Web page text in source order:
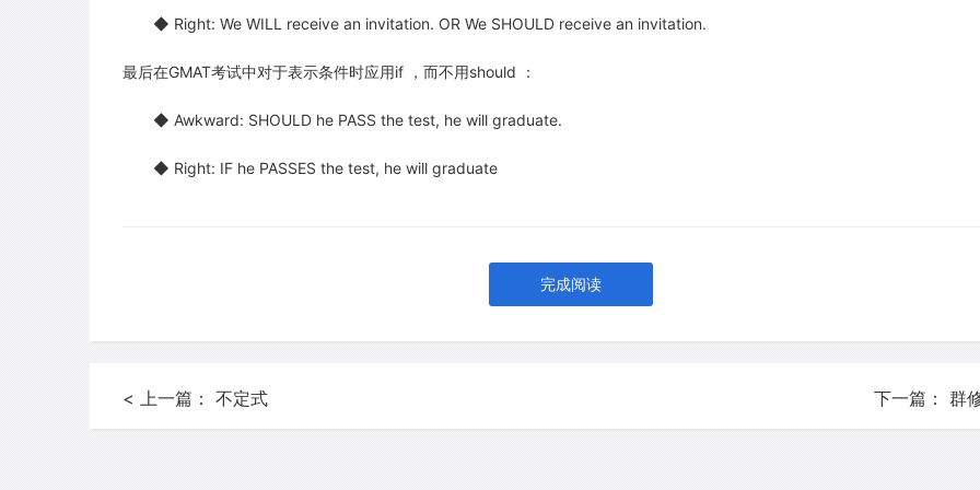
◆ Right: We WILL receive an invitation. OR We SHOULD receive an invitation.
最后在GMAT考试中对于表示条件时应用if ，而不用should ：
◆ Awkward: SHOULD he PASS the test, he will graduate.
◆ Right: IF he PASSES the test, he will graduate
完成阅读
< 上一篇： 不定式 下一篇： 群